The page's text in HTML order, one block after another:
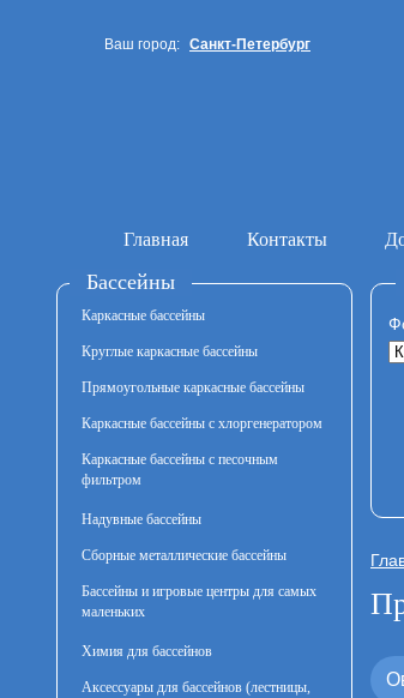
Ваш город: Санкт-Петербург
Главная Контакты
Бассейны
Каркасные бассейны
Круглые каркасные бассейны
Прямоугольные каркасные бассейны
Каркасные бассейны с хлоргенератором
Каркасные бассейны с песочным
фильтром
Надувные бассейны
Сборные металлические бассейны
Бассейны и игровые центры для самых
маленьких
Химия для бассейнов
Аксессуары для бассейнов (лестницы,